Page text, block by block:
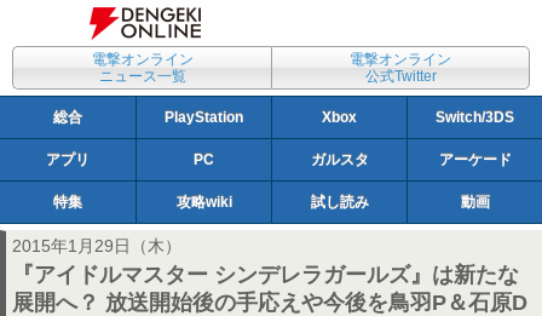
電撃オンライン
ニュース一覧
電撃オンライン
公式Twitter
総合 PlayStation Xbox Switch/3DS
アプリ PC ガルスタ アーケード
特集 攻略wiki 試し読み 動画
2015年1月29日（木）
『アイドルマスター シンデレラガールズ』は新たな
展開へ？ 放送開始後の手応えや今後を鳥羽P＆石原D